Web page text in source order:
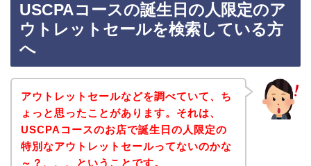
USCPAコースの誕生日の人限定のア
ウトレットセールを検索している方
へ
アウトレットセールなどを調べていて、ち
ょっと思ったことがあります。それは、
USCPAコースのお店で誕生日の人限定の
特別なアウトレットセールってないのかな
～？、、、ということです。